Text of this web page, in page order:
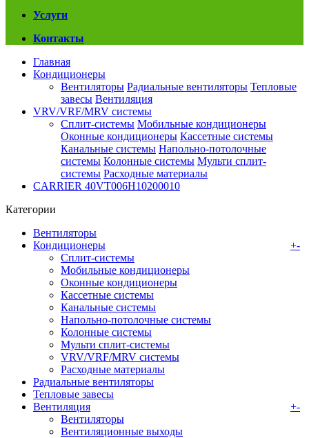
Услуги
Контакты
Главная
Кондиционеры
Вентиляторы Радиальные вентиляторы Тепловые
завесы Вентиляция
VRV/VRF/MRV системы
Сплит-системы Мобильные кондиционеры
Оконные кондиционеры Кассетные системы
Канальные системы Напольно-потолочные
системы Колонные системы Мульти сплит-
системы Расходные материалы
CARRIER 40VT006H10200010
Категории
Вентиляторы
Кондиционеры
+-
Сплит-системы
Мобильные кондиционеры
Оконные кондиционеры
Кассетные системы
Канальные системы
Напольно-потолочные системы
Колонные системы
Мульти сплит-системы
VRV/VRF/MRV системы
Расходные материалы
Радиальные вентиляторы
Тепловые завесы
Вентиляция
+-
Вентиляторы
Вентиляционные выходы